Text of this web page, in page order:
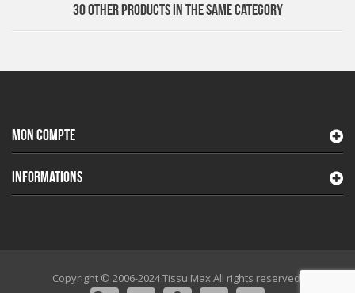
30 OTHER PRODUCTS IN THE SAME CATEGORY
MON COMPTE
INFORMATIONS
Copyright © 2006-2024 Tissu Max All rights reserved.